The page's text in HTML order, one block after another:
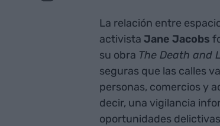
La relación entre
activista Jane Jacobs
su obra The Death and
seguras que las calles
personas, comercios y
decir, una vigilancia
oportunidades